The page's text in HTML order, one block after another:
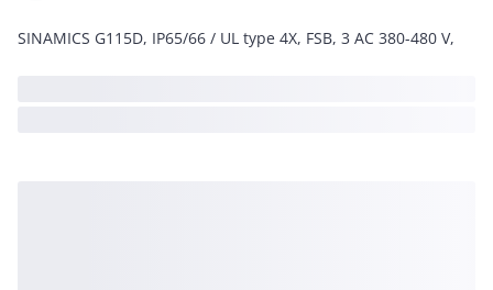
SINAMICS G115D, IP65/66 / UL type 4X, FSB, 3 AC 380-480 V,